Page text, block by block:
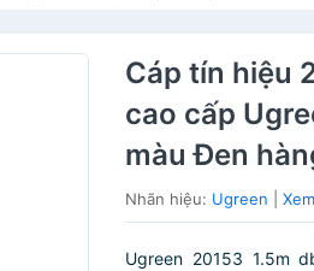
Cáp tín hiệu
cao cấp
màu Đen
Nhãn hiệu: Ugreen |
Ugreen 20153 1.5m